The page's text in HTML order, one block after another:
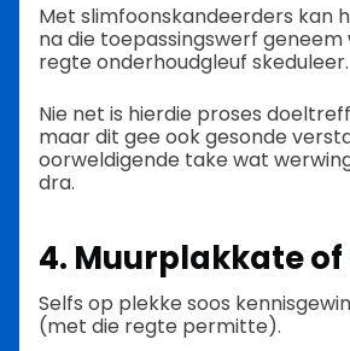
Met slimfoonskandeerders kan
na die toepassingswerf geneem
regte onderhoudgleuf skeduleer.
Nie net is hierdie proses
maar dit gee ook gesonde
oorweldigende take wat
dra.
4. Muurplakkate
Selfs op plekke soos
(met die regte permitte).